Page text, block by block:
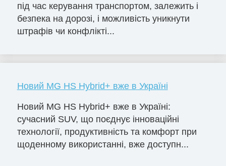
під час керування транспортом, залежить і
безпека на дорозі, і можливість уникнути
штрафів чи конфлікті...
Новий MG HS Hybrid+ вже в Україні
Новий MG HS Hybrid+ вже в Україні:
сучасний SUV, що поєднує інноваційні
технології, продуктивність та комфорт при
щоденному використанні, вже доступн...